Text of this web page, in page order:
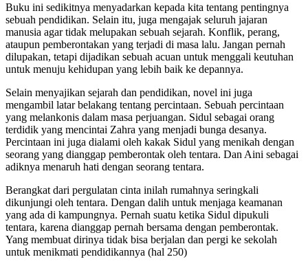
Buku ini sedikitnya menyadarkan kepada kita tentang pentingnya
sebuah pendidikan. Selain itu, juga mengajak seluruh jajaran
manusia agar tidak melupakan sebuah sejarah. Konflik, perang,
ataupun pemberontakan yang terjadi di masa lalu. Jangan pernah
dilupakan, tetapi dijadikan sebuah acuan untuk menggali keutuhan
untuk menuju kehidupan yang lebih baik ke depannya.
Selain menyajikan sejarah dan pendidikan, novel ini juga
mengambil latar belakang tentang percintaan. Sebuah percintaan
yang melankonis dalam masa perjuangan. Sidul sebagai orang
terdidik yang mencintai Zahra yang menjadi bunga desanya.
Percintaan ini juga dialami oleh kakak Sidul yang menikah dengan
seorang yang dianggap pemberontak oleh tentara. Dan Aini sebagai
adiknya menaruh hati dengan seorang tentara.
Berangkat dari pergulatan cinta inilah rumahnya seringkali
dikunjungi oleh tentara. Dengan dalih untuk menjaga keamanan
yang ada di kampungnya. Pernah suatu ketika Sidul dipukuli
tentara, karena dianggap pernah bersama dengan pemberontak.
Yang membuat dirinya tidak bisa berjalan dan pergi ke sekolah
untuk menikmati pendidikannya (hal 250)